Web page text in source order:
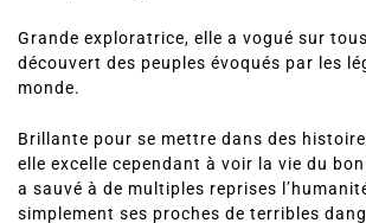
Grande exploratrice, elle a vogué sur
découvert des peuples évoqués par les
monde.
Brillante pour se mettre dans des
elle excelle cependant à voir la vie du
a sauvé à de multiples reprises
simplement ses proches de terribles